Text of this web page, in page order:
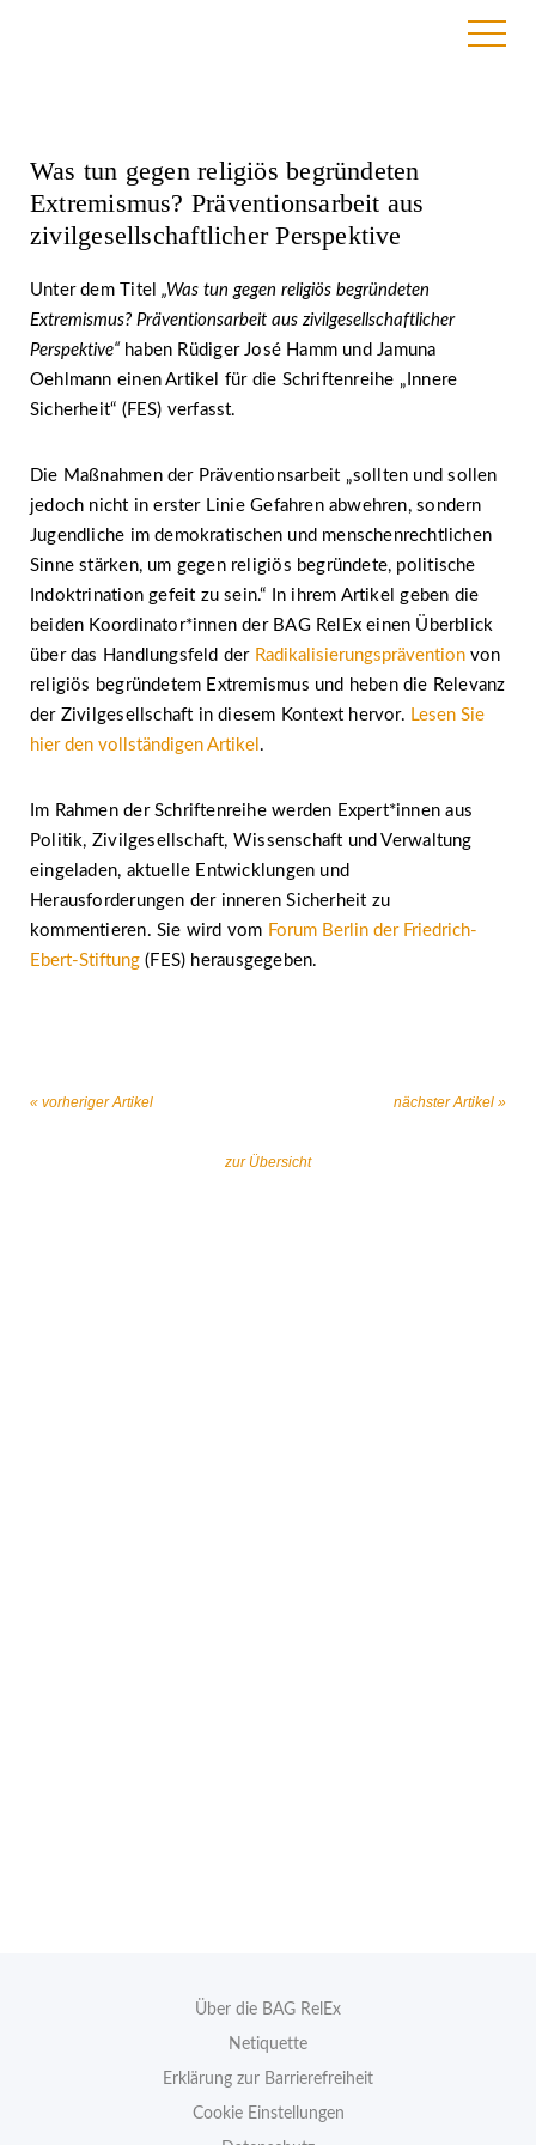
Was tun gegen religiös begründeten
Extremismus? Präventionsarbeit aus
zivilgesellschaftlicher Perspektive
Unter dem Titel„Was tun gegen religiös begründeten
Extremismus? Präventionsarbeit aus zivilgesellschaftlicher
Perspektive“ haben Rüdiger José Hamm und Jamuna
Oehlmann einen Artikel für die Schriftenreihe „Innere
Sicherheit“ (FES) verfasst.
Die Maßnahmen der Präventionsarbeit „sollten und sollen
jedoch nicht in erster Linie Gefahren abwehren, sondern
Jugendliche im demokratischen und menschenrechtlichen
Sinne stärken, um gegen religiös begründete, politische
Indoktrination gefeit zu sein.“ In ihrem Artikel geben die
beiden Koordinator*innen der BAG RelEx einen Überblick
über das Handlungsfeld der Radikalisierungspräventionvon
religiös begründetem Extremismus und heben die Relevanz
der Zivilgesellschaft in diesem Kontext hervor. Lesen Sie
hier den vollständigen Artikel .
Im Rahmen der Schriftenreihe werden Expert*innen aus
Politik, Zivilgesellschaft, Wissenschaft und Verwaltung
eingeladen, aktuelle Entwicklungen und
Herausforderungen der inneren Sicherheit zu
kommentieren. Sie wird vom Forum Berlin der Friedrich-
Ebert-Stiftung (FES) herausgegeben.
« vorheriger Artikel
zur Übersicht
nächster Artikel »
Über die BAG RelEx
Netiquette
Erklärung zur Barrierefreiheit
Cookie Einstellungen